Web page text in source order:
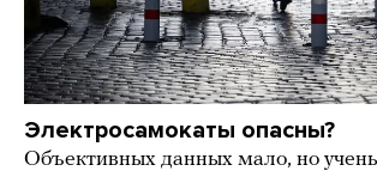
Электросамокаты опасны?
Объективных данных мало, но